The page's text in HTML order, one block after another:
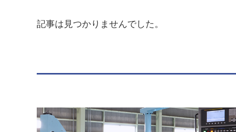
記事は見つかりませんでした。